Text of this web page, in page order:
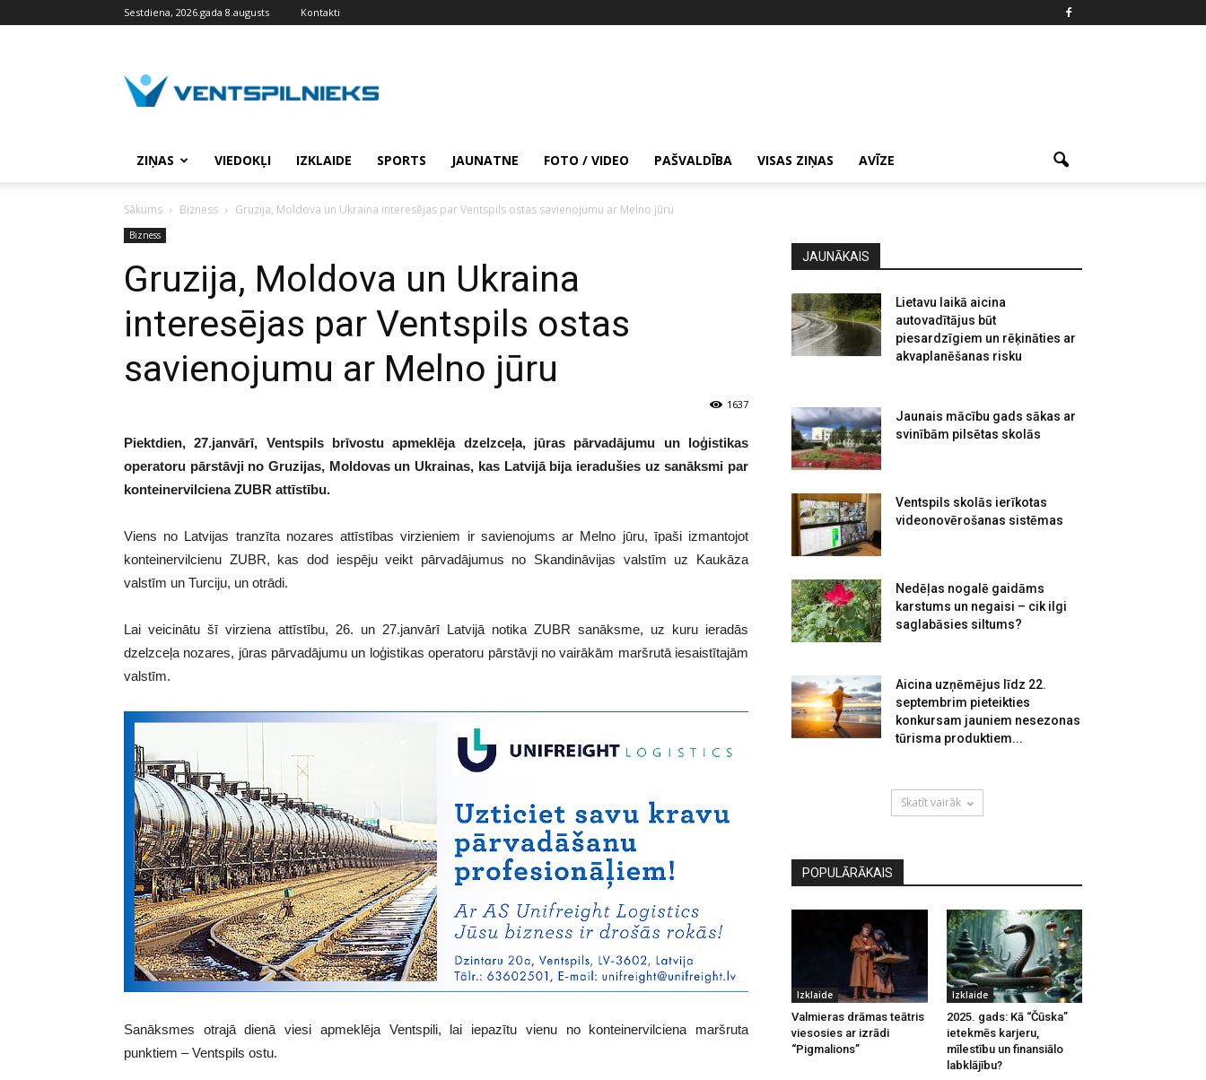
Sestdiena, 2026.gada 8.augusts Kontakti
ZIŅAS VIEDOKĻI IZKLAIDE SPORTS JAUNATNE FOTO / VIDEO PAŠVALDĪBA VISAS ZIŅAS AVĪZE
Sākums Bizness Gruzija, Moldova un Ukraina interesējas par Ventspils ostas savienojumu ar Melno jūru
Bizness
Gruzija, Moldova un Ukraina
interesējas par Ventspils ostas
savienojumu ar Melno jūru
1637
Piektdien, 27.janvārī, Ventspils brīvostu apmeklēja dzelzceļa, jūras pārvadājumu un loģistikas
operatoru pārstāvji no Gruzijas, Moldovas un Ukrainas, kas Latvijā bija ieradušies uz sanāksmi par
konteinervilciena ZUBR attīstību.
Viens no Latvijas tranzīta nozares attīstības virzieniem ir savienojums ar Melno jūru, īpaši izmantojot
konteinervilcienu ZUBR, kas dod iespēju veikt pārvadājumus no Skandināvijas valstīm uz Kaukāza
valstīm un Turciju, un otrādi.
Lai veicinātu šī virziena attīstību, 26. un 27.janvārī Latvijā notika ZUBR sanāksme, uz kuru ieradās
dzelzceļa nozares, jūras pārvadājumu un loģistikas operatoru pārstāvji no vairākām maršrutā iesaistītajām
valstīm.
Sanāksmes otrajā dienā viesi apmeklēja Ventspili, lai iepazītu vienu no konteinervilciena maršruta
punktiem – Ventspils ostu.
JAUNĀKAIS
Lietavu laikā aicina
autovadītājus būt
piesardzīgiem un rēķināties ar
akvaplanēšanas risku
Jaunais mācību gads sākas ar
svinībām pilsētas skolās
Ventspils skolās ierīkotas
videonovērošanas sistēmas
Nedēļas nogalē gaidāms
karstums un negaisi – cik ilgi
saglabāsies siltums?
Aicina uzņēmējus līdz 22.
septembrim pieteikties
konkursam jauniem nesezonas
tūrisma produktiem...
Skatīt vairāk
POPULĀRĀKAIS
Izklaide
Valmieras drāmas teātris
viesosies ar izrādi
“Pigmalions”
Izklaide
2025. gads: Kā “Čūska”
ietekmēs karjeru,
mīlestību un finansiālo
labklājību?